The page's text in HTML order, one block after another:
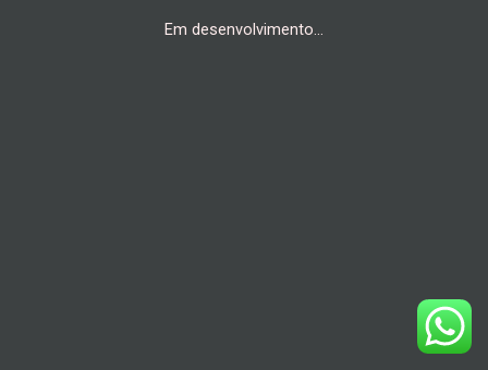
Em desenvolvimento…